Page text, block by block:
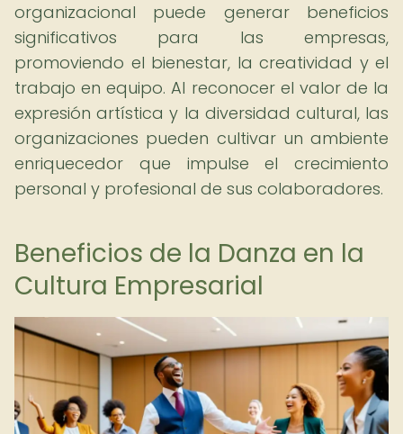
organizacional puede generar beneficios
significativos para las empresas,
promoviendo el bienestar, la creatividad y el
trabajo en equipo. Al reconocer el valor de la
expresión artística y la diversidad cultural, las
organizaciones pueden cultivar un ambiente
enriquecedor que impulse el crecimiento
personal y profesional de sus colaboradores.
Beneficios de la Danza en la
Cultura Empresarial